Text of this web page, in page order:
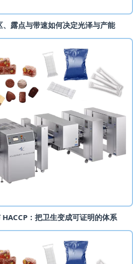
露点与带速如何决定光泽与产能
：把卫生变成可证明的体系